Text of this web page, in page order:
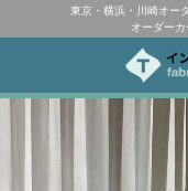
東京・横浜・川崎オー
オーダー